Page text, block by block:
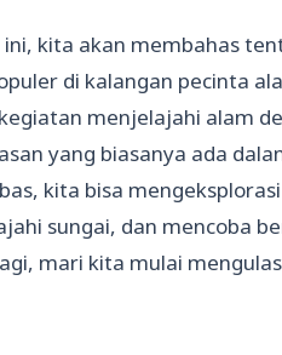
ini, kita akan membahas
di kalangan pecinta
menjelajahi alam
yang biasanya ada
kita bisa
sungai, dan mencoba
mari kita mulai